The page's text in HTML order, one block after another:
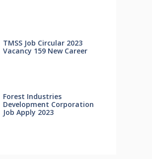
TMSS Job Circular 2023
Vacancy 159 New Career
Forest Industries
Development Corporation
Job Apply 2023